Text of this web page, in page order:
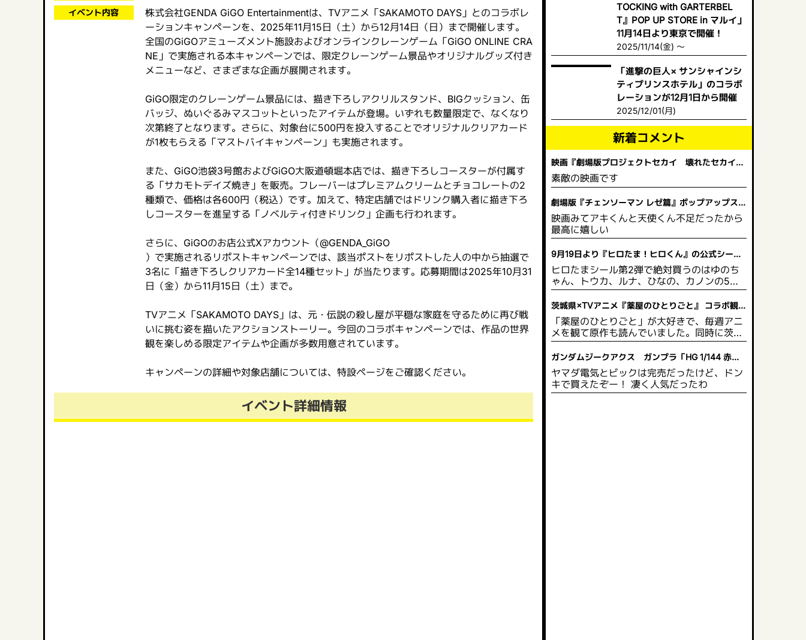
イベント内容
株式会社GENDA GiGO Entertainmentは、TVアニメ「SAKAMOTO DAYS」とのコラボレ
ーションキャンペーンを、2025年11月15日（土）から12月14日（日）まで開催します。
全国のGiGOアミューズメント施設およびオンラインクレーンゲーム「GiGO ONLINE CRA
NE」で実施される本キャンペーンでは、限定クレーンゲーム景品やオリジナルグッズ付き
メニューなど、さまざまな企画が展開されます。
GiGO限定のクレーンゲーム景品には、描き下ろしアクリルスタンド、BIGクッション、缶
バッジ、ぬいぐるみマスコットといったアイテムが登場。いずれも数量限定で、なくなり
次第終了となります。さらに、対象台に500円を投入することでオリジナルクリアカード
が1枚もらえる「マストバイキャンペーン」も実施されます。
また、GiGO池袋3号館およびGiGO大阪道頓堀本店では、描き下ろしコースターが付属す
る「サカモトデイズ焼き」を販売。フレーバーはプレミアムクリームとチョコレートの2
種類で、価格は各600円（税込）です。加えて、特定店舗ではドリンク購入者に描き下ろ
しコースターを進呈する「ノベルティ付きドリンク」企画も行われます。
さらに、GiGOのお店公式Xアカウント（@GENDA_GiGO
）で実施されるリポストキャンペーンでは、該当ポストをリポストした人の中から抽選で
3名に「描き下ろしクリアカード全14種セット」が当たります。応募期間は2025年10月31
日（金）から11月15日（土）まで。
TVアニメ「SAKAMOTO DAYS」は、元・伝説の殺し屋が平穏な家庭を守るために再び戦
いに挑む姿を描いたアクションストーリー。今回のコラボキャンペーンでは、作品の世界
観を楽しめる限定アイテムや企画が多数用意されています。
キャンペーンの詳細や対象店舗については、特設ページをご確認ください。
イベント詳細情報
TOCKING with GARTERBEL
T』POP UP STORE in マルイ」
11月14日より東京で開催！
2025/11/14(金) ～
「進撃の巨人× サンシャインシ
ティプリンスホテル」のコラボ
レーションが12月1日から開催
2025/12/01(月)
新着コメント
映画『劇場版プロジェクトセカイ 壊れたセカイと
歌えないミク』 舞台挨拶＆全国ライブビューイング
開催決定！
素敵の映画です
劇場版『チェンソーマン レゼ篇』ポップアップスト
ア in ビックカメラ
映画みてアキくんと天使くん不足だったから
最高に嬉しい
9月19日より『ヒロたま！ヒロくん』の公式シール
と塗り絵が販売を開始！
ヒロたまシール第2弾で絶対買うのはゆのち
ゃん、トウカ、ルナ、ひなの、カノンの5人
は買う
茨城県×TVアニメ『薬屋のひとりごと』 コラボ観光
企画 開催決定！
「薬屋のひとりごと」が大好きで、毎週アニ
メを観て原作も読んでいました。同時に茨城
県にも興味があり、いつか行きたいと思って
います。茨城県は自然豊かで綺麗な草花が多
いので、薬や草花に詳しい猫猫 がPRするの
にぴったりだと思います。スタンプを集めて
限定グッズももらえるので、作品のファンに
ガンダムジークアクス ガンプラ「HG 1/144 赤い
ガンダム」2025年5月発売
ヤマダ電気とビックは完売だったけど、ドン
キで買えたぞー！ 凄く人気だったわ